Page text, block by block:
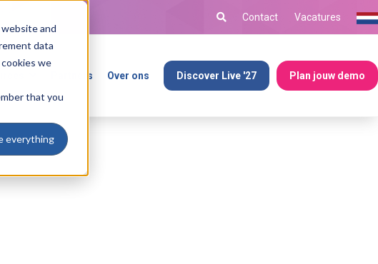
and
data
we
that you
everything
Contact Vacatures
Partners Over ons Discover Live '27 Plan jouw demo